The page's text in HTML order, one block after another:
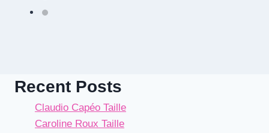
Recent Posts
Claudio Capéo Taille
Caroline Roux Taille